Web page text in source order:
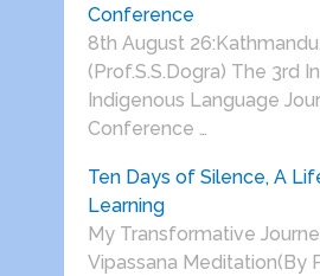
Conference
8th August
(Prof.S.S.Dogra) The 3rd
Indigenous Language
Conference …
Ten Days of Silence, A
Learning
My Transformative
Vipassana Meditation(By